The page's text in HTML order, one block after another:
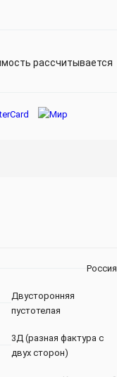
рассчитывается
Россия
Двусторонняя
пустотелая
3Д (разная фактура с
двух сторон)